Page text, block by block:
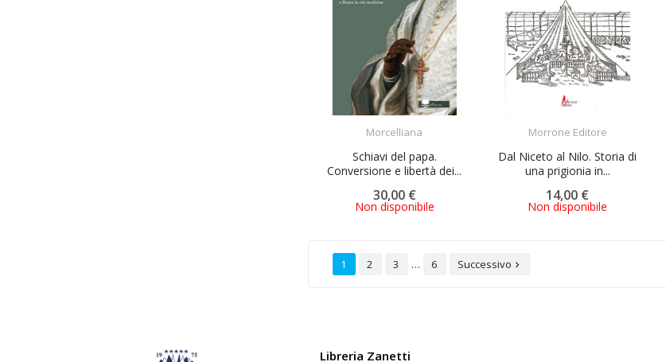
Morcelliana
Schiavi del papa.
Conversione e libertà dei...
30,00 €
Non disponibile
Morrone Editore
Dal Niceto al Nilo. Storia di
una prigionia in...
14,00 €
Non disponibile
1 2 3 … 6 Successivo 
Libreria Zanetti